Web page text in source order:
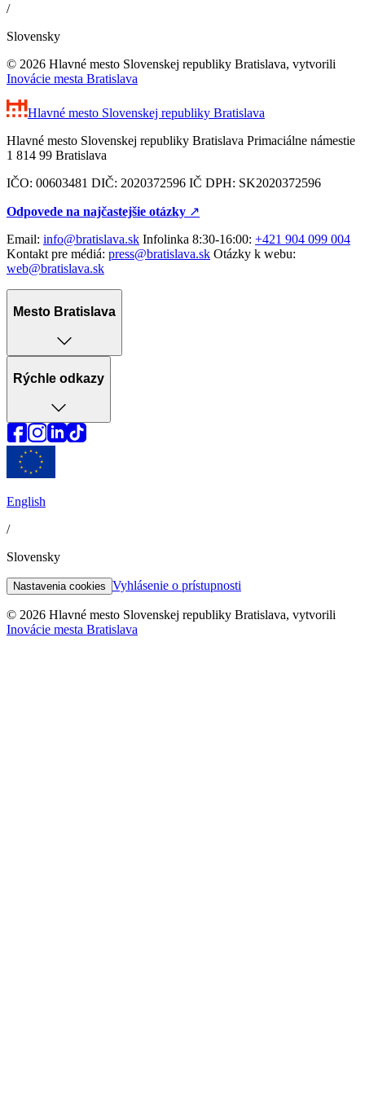
/
Slovensky
© 2026 Hlavné mesto Slovenskej republiky Bratislava, vytvorili
Inovácie mesta Bratislava
Hlavné mesto Slovenskej republiky Bratislava
Hlavné mesto Slovenskej republiky Bratislava Primaciálne námestie
1 814 99 Bratislava
IČO: 00603481 DIČ: 2020372596 IČ DPH: SK2020372596
Odpovede na najčastejšie otázky ↗︎
Email: info@bratislava.sk Infolinka 8:30-16:00: +421 904 099 004
Kontakt pre médiá: press@bratislava.sk Otázky k webu:
web@bratislava.sk
Mesto Bratislava
Rýchle odkazy
English
/
Slovensky
Nastavenia cookies Vyhlásenie o prístupnosti
© 2026 Hlavné mesto Slovenskej republiky Bratislava, vytvorili
Inovácie mesta Bratislava